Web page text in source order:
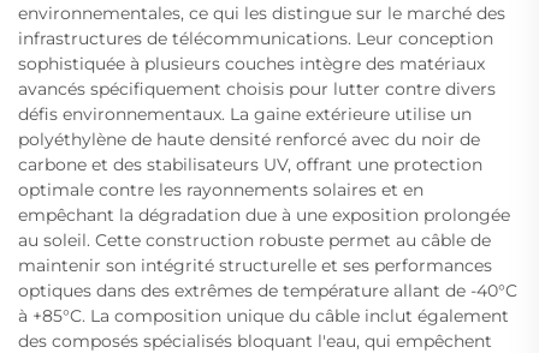
environnementales, ce qui les distingue sur le marché des
infrastructures de télécommunications. Leur conception
sophistiquée à plusieurs couches intègre des matériaux
avancés spécifiquement choisis pour lutter contre divers
défis environnementaux. La gaine extérieure utilise un
polyéthylène de haute densité renforcé avec du noir de
carbone et des stabilisateurs UV, offrant une protection
optimale contre les rayonnements solaires et en
empêchant la dégradation due à une exposition prolongée
au soleil. Cette construction robuste permet au câble de
maintenir son intégrité structurelle et ses performances
optiques dans des extrêmes de température allant de -40°C
à +85°C. La composition unique du câble inclut également
des composés spécialisés bloquant l'eau, qui empêchent